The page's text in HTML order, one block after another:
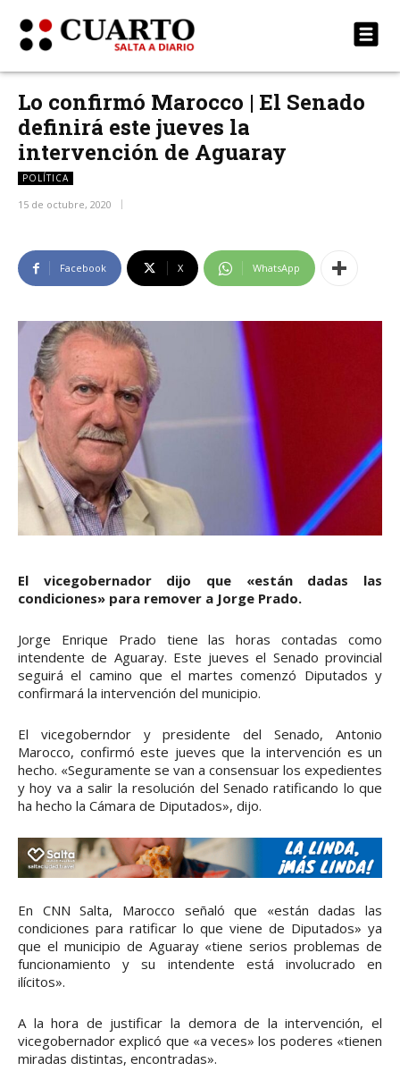
Lo confirmó Marocco | El Senado
definirá este jueves la
intervención de Aguaray
POLÍTICA
15 de octubre, 2020
Facebook X WhatsApp
El vicegobernador dijo que «están dadas las
condiciones» para remover a Jorge Prado.
Jorge Enrique Prado tiene las horas contadas como
intendente de Aguaray. Este jueves el Senado provincial
seguirá el camino que el martes comenzó Diputados y
confirmará la intervención del municipio.
El vicegoberndor y presidente del Senado, Antonio
Marocco, confirmó este jueves que la intervención es un
hecho. «Seguramente se van a consensuar los expedientes
y hoy va a salir la resolución del Senado ratificando lo que
ha hecho la Cámara de Diputados», dijo.
En CNN Salta, Marocco señaló que «están dadas las
condiciones para ratificar lo que viene de Diputados» ya
que el municipio de Aguaray «tiene serios problemas de
funcionamiento y su intendente está involucrado en
ilícitos».
A la hora de justificar la demora de la intervención, el
vicegobernador explicó que «a veces» los poderes «tienen
miradas distintas, encontradas».